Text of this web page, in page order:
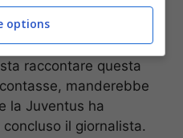
ha una arma
la verità dei
e i gruppi organizzati
raccontare questa
manderebbe
la Juventus ha
il giornalista.
options